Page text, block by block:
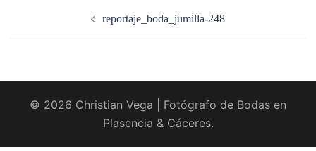
reportaje_boda_jumilla-248
© 2026 Christian Vega | Fotógrafo de Bodas en
Plasencia & Cáceres.